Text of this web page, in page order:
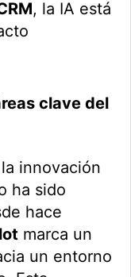
, la IA está
clave del
innovación
ha sido
hace
marca un
un entorno